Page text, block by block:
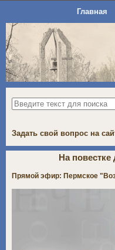
Главная
Задать свой вопрос на
На повестке
Прямой эфир: Пермское